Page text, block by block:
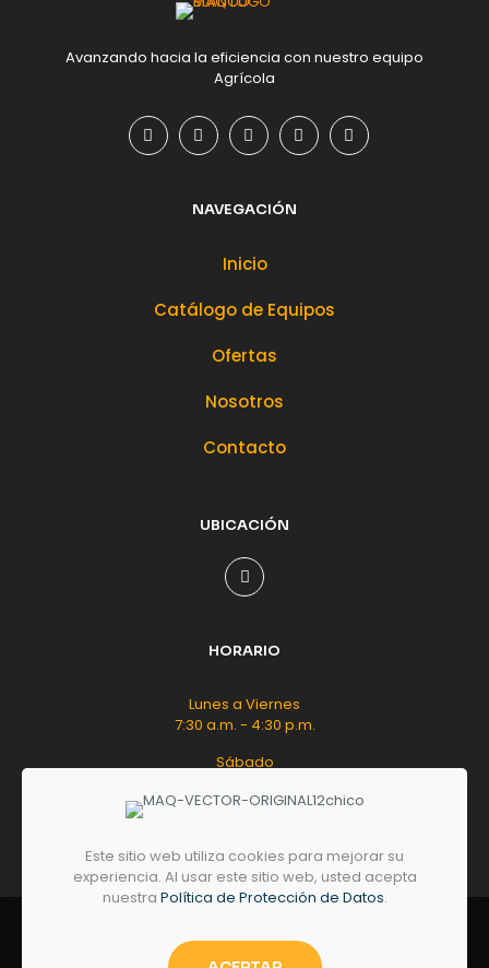
Avanzando hacia la eficiencia con nuestro equipo
Agrícola
NAVEGACIÓN
Inicio
Catálogo de Equipos
Ofertas
Nosotros
Contacto
UBICACIÓN
HORARIO
Lunes a Viernes
7:30 a.m. - 4:30 p.m.
Sábado
reservados.
Este sitio web utiliza cookies para mejorar su
experiencia. Al usar este sitio web, usted acepta
nuestra Política de Protección de Datos.